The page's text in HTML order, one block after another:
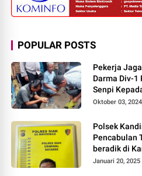
POPULAR POSTS
Pekerja
Darma Div-1
Senpi
Oktober 03, 2024
Polsek
Pencabulan Terhadap Dua Anak Kakak-
beradik di
Januari 20, 2025